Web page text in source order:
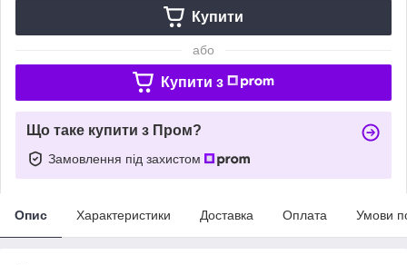
Купити
або
Купити з
Що таке купити з Пром?
Замовлення під захистом
Опис Характеристики Доставка Оплата Умови